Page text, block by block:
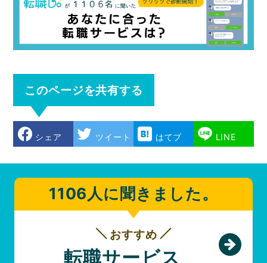
このページを共有する
シェア ツイート はてブ LINE
1106人に聞きました。
おすすめ
転職サービス